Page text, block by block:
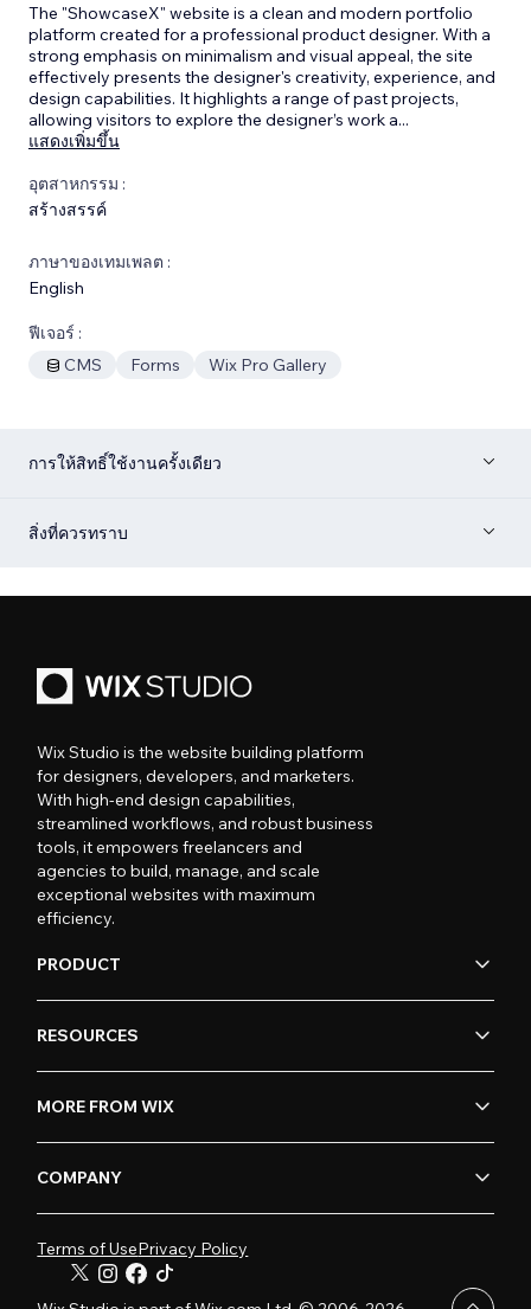
The "ShowcaseX" website is a clean and modern portfolio
platform created for a professional product designer. With a
strong emphasis on minimalism and visual appeal, the site
effectively presents the designer's creativity, experience, and
design capabilities. It highlights a range of past projects,
allowing visitors to explore the designer’s work a...
แสดงเพิ่มขึ้น
อุตสาหกรรม :
สร้างสรรค์
ภาษาของเทมเพลต :
English
ฟีเจอร์ :
CMS
Forms Wix Pro Gallery
การให้สิทธิ์ใช้งานครั้งเดียว
สิ่งที่ควรทราบ
Wix Studio is the website building platform
for designers, developers, and marketers.
With high-end design capabilities,
streamlined workflows, and robust business
tools, it empowers freelancers and
agencies to build, manage, and scale
exceptional websites with maximum
efficiency.
PRODUCT
RESOURCES
MORE FROM WIX
COMPANY
Terms of UsePrivacy Policy